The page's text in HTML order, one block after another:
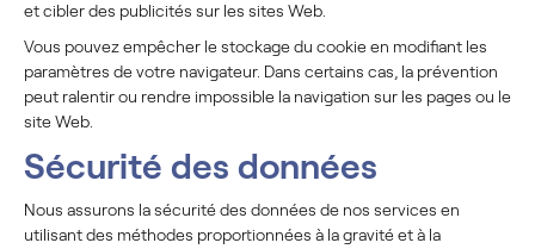
et cibler des publicités sur les sites Web.
Vous pouvez empêcher le stockage du cookie en modifiant les
paramètres de votre navigateur. Dans certains cas, la prévention
peut ralentir ou rendre impossible la navigation sur les pages ou le
site Web.
Sécurité des données
Nous assurons la sécurité des données de nos services en
utilisant des méthodes proportionnées à la gravité et à la